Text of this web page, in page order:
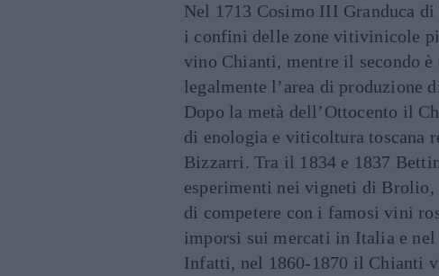
Nel 1713 Cosimo III Granduca
i confini delle zone vitivinicole
vino Chianti, mentre il secondo
legalmente l’area di produzione
Dopo la metà dell’Ottocento il
di enologia e viticoltura toscana
Bizzarri. Tra il 1834 e 1837
esperimenti nei vigneti di Brolio,
di competere con i famosi vini
imporsi sui mercati in Italia e nel
Infatti, nel 1860-1870 il Chianti